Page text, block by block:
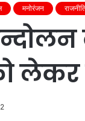
मनोरंजन
लेकर